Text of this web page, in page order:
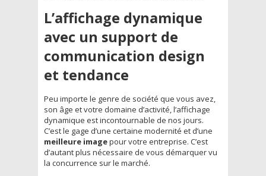
L’affichage dynamique
avec un support de
communication design
et tendance
Peu importe le genre de société que vous avez,
son âge et votre domaine d’activité, l’affichage
dynamique est incontournable de nos jours.
C’est le gage d’une certaine modernité et d’une
meilleure imagepour votre entreprise. C’est
d’autant plus nécessaire de vous démarquer vu
la concurrence sur le marché.